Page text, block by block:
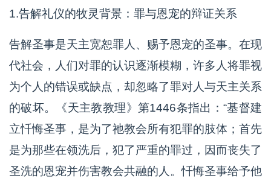
1.告解礼仪的牧灵背景：罪与恩宠的辩证关系
告解圣事是天主宽恕罪人、赐予恩宠的圣事。在现
代社会，人们对罪的认识逐渐模糊，许多人将罪视
为个人的错误或缺点，却忽略了罪对人与天主关系
的破坏。《天主教教理》第1446条指出：“基督建
立忏悔圣事，是为了祂教会所有犯罪的肢体；首先
是为那些在领洗后，犯了严重的罪过，因而丧失了
圣洗的恩宠并伤害教会共融的人。忏悔圣事给予他